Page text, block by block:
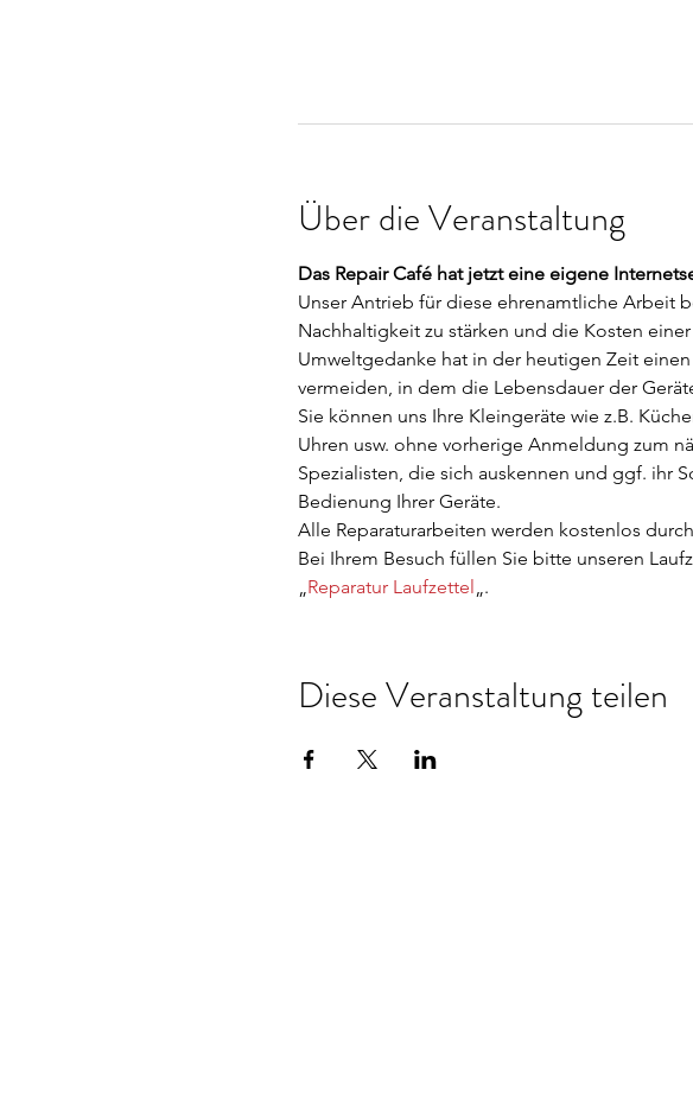
Über die Veranstaltung
Das Repair Café hat jetzt eine eigene
Unser Antrieb für diese ehrenamtliche Arbeit
Nachhaltigkeit zu stärken und die Kosten
Umweltgedanke hat in der heutigen Zeit
vermeiden, in dem die Lebensdauer der
Sie können uns Ihre Kleingeräte wie z.B.
Uhren usw. ohne vorherige Anmeldung zum
Spezialisten, die sich auskennen und ggf. ihr
Bedienung Ihrer Geräte.
Alle Reparaturarbeiten werden kostenlos
Bei Ihrem Besuch füllen Sie bitte unseren
Reparatur Laufzettel „.
Diese Veranstaltung teilen